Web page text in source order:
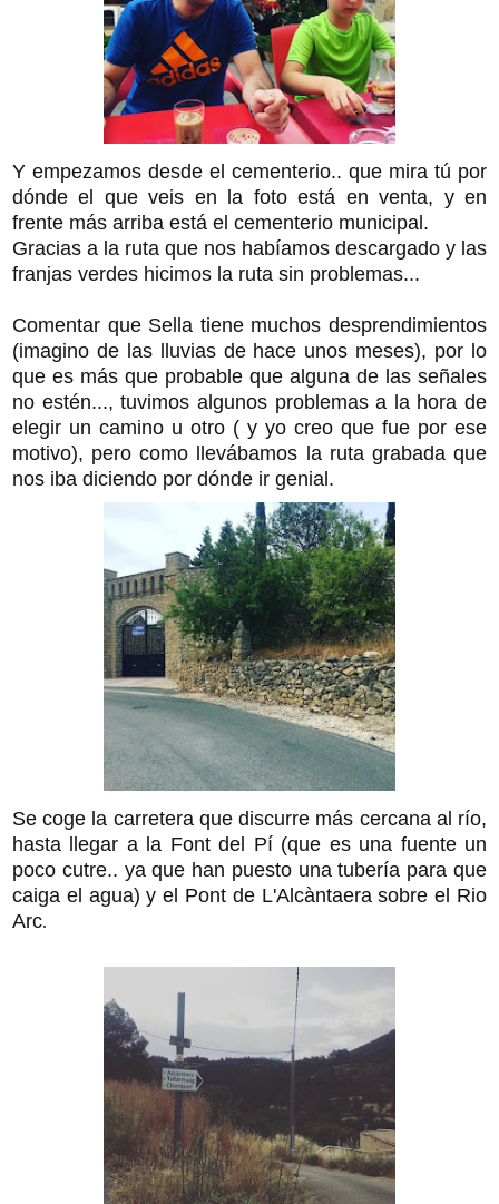
Y empezamos desde el cementerio.. que mira tú por
dónde el que veis en la foto está en venta, y en
frente más arriba está el cementerio municipal.
Gracias a la ruta que nos habíamos descargado y las
franjas verdes hicimos la ruta sin problemas...
Comentar que Sella tiene muchos desprendimientos
(imagino de las lluvias de hace unos meses), por lo
que es más que probable que alguna de las señales
no estén..., tuvimos algunos problemas a la hora de
elegir un camino u otro ( y yo creo que fue por ese
motivo), pero como llevábamos la ruta grabada que
nos iba diciendo por dónde ir genial.
Se coge la carretera que discurre más cercana al río,
hasta llegar a la Font del Pí (que es una fuente un
poco cutre.. ya que han puesto una tubería para que
caiga el agua) y el Pont de L'Alcàntaera sobre el Rio
Arc.